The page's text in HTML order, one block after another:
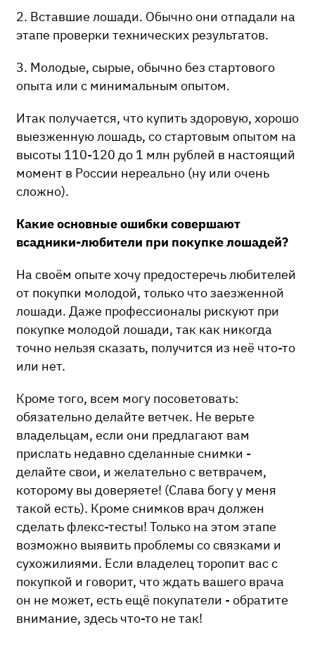
2. Вставшие лошади. Обычно они отпадали на
этапе проверки технических результатов.
3. Молодые, сырые, обычно без стартового
опыта или с минимальным опытом.
Итак получается, что купить здоровую, хорошо
выезженную лошадь, со стартовым опытом на
высоты 110-120 до 1 млн рублей в настоящий
момент в России нереально (ну или очень
сложно).
Какие основные ошибки совершают
всадники-любители при покупке лошадей?
На своём опыте хочу предостеречь любителей
от покупки молодой, только что заезженной
лошади. Даже профессионалы рискуют при
покупке молодой лошади, так как никогда
точно нельзя сказать, получится из неё что-то
или нет.
Кроме того, всем могу посоветовать:
обязательно делайте ветчек. Не верьте
владельцам, если они предлагают вам
прислать недавно сделанные снимки -
делайте свои, и желательно с ветврачем,
которому вы доверяете! (Слава богу у меня
такой есть). Кроме снимков врач должен
сделать флекс-тесты! Только на этом этапе
возможно выявить проблемы со связками и
сухожилиями. Если владелец торопит вас с
покупкой и говорит, что ждать вашего врача
он не может, есть ещё покупатели - обратите
внимание, здесь что-то не так!